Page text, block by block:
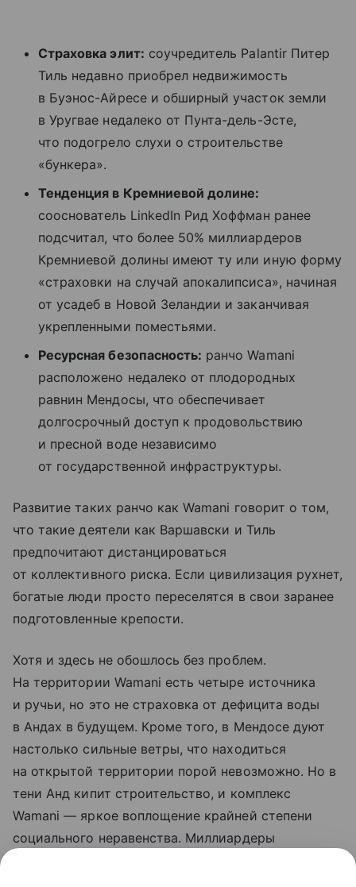
Страховка элит: соучредитель Palantir Питер
Тиль недавно приобрел недвижимость
в Буэнос-Айресе и обширный участок земли
в Уругвае недалеко от Пунта-дель-Эсте,
что подогрело слухи о строительстве
«бункера».
Тенденция в Кремниевой долине:
сооснователь LinkedIn Рид Хоффман ранее
подсчитал, что более 50% миллиардеров
Кремниевой долины имеют ту или иную форму
«страховки на случай апокалипсиса», начиная
от усадеб в Новой Зеландии и заканчивая
укрепленными поместьями.
Ресурсная безопасность: ранчо Wamani
расположено недалеко от плодородных
равнин Мендосы, что обеспечивает
долгосрочный доступ к продовольствию
и пресной воде независимо
от государственной инфраструктуры.
Развитие таких ранчо как Wamani говорит о том,
что такие деятели как Варшавски и Тиль
предпочитают дистанцироваться
от коллективного риска. Если цивилизация рухнет,
богатые люди просто переселятся в свои заранее
подготовленные крепости.
Хотя и здесь не обошлось без проблем.
На территории Wamani есть четыре источника
и ручьи, но это не страховка от дефицита воды
в Андах в будущем. Кроме того, в Мендосе дуют
настолько сильные ветры, что находиться
на открытой территории порой невозможно. Но в
тени Анд кипит строительство, и комплекс
Wamani — яркое воплощение крайней степени
социального неравенства. Миллиардеры